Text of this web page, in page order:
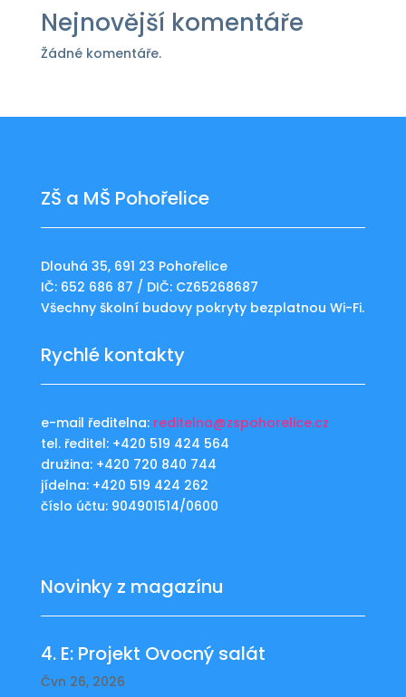
Nejnovější komentáře
Žádné komentáře.
ZŠ a MŠ Pohořelice
Dlouhá 35, 691 23 Pohořelice
IČ: 652 686 87 / DIČ: CZ65268687
Všechny školní budovy pokryty bezplatnou Wi-Fi.
Rychlé kontakty
e-mail ředitelna: reditelna@zspohorelice.cz
tel. ředitel: +420 519 424 564
družina: +420 720 840 744
jídelna: +420 519 424 262
číslo účtu: 904901514/0600
Novinky z magazínu
4. E: Projekt Ovocný salát
Čvn 26, 2026